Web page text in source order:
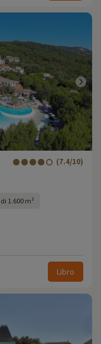
(7.4/10)
1.600 m²
Libro